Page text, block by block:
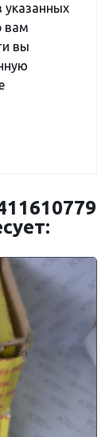
указанных
вам
вы